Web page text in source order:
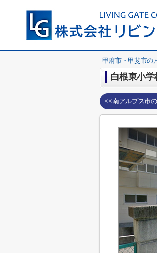
甲府市・甲斐市の
白根東小学
<<南アルプス市